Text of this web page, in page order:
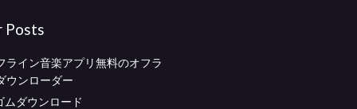
Posts
ライン音楽アプリ無料のオフラ
ウンローダー
ムダウンロード